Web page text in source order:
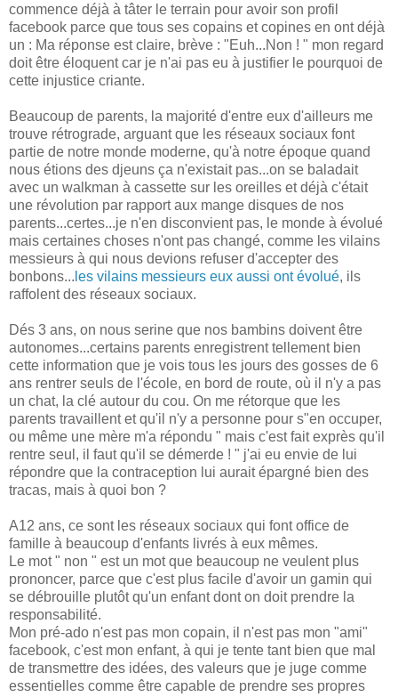
commence déjà à tâter le terrain pour avoir son profil
facebook parce que tous ses copains et copines en ont déjà
un : Ma réponse est claire, brève : "Euh...Non ! " mon regard
doit être éloquent car je n'ai pas eu à justifier le pourquoi de
cette injustice criante.
Beaucoup de parents, la majorité d'entre eux d'ailleurs me
trouve rétrograde, arguant que les réseaux sociaux font
partie de notre monde moderne, qu'à notre époque quand
nous étions des djeuns ça n'existait pas...on se baladait
avec un walkman à cassette sur les oreilles et déjà c'était
une révolution par rapport aux mange disques de nos
parents...certes...je n'en disconvient pas, le monde à évolué
mais certaines choses n'ont pas changé, comme les vilains
messieurs à qui nous devions refuser d'accepter des
bonbons... les vilains messieurs eux aussi ont évolué, ils
raffolent des réseaux sociaux.
Dés 3 ans, on nous serine que nos bambins doivent être
autonomes...certains parents enregistrent tellement bien
cette information que je vois tous les jours des gosses de 6
ans rentrer seuls de l'école, en bord de route, où il n'y a pas
un chat, la clé autour du cou. On me rétorque que les
parents travaillent et qu'il n'y a personne pour s"en occuper,
ou même une mère m'a répondu " mais c'est fait exprès qu'il
rentre seul, il faut qu'il se démerde ! " j'ai eu envie de lui
répondre que la contraception lui aurait épargné bien des
tracas, mais à quoi bon ?
A12 ans, ce sont les réseaux sociaux qui font office de
famille à beaucoup d'enfants livrés à eux mêmes.
Le mot " non " est un mot que beaucoup ne veulent plus
prononcer, parce que c'est plus facile d'avoir un gamin qui
se débrouille plutôt qu'un enfant dont on doit prendre la
responsabilité.
Mon pré-ado n'est pas mon copain, il n'est pas mon "ami"
facebook, c'est mon enfant, à qui je tente tant bien que mal
de transmettre des idées, des valeurs que je juge comme
essentielles comme être capable de prendre ses propres